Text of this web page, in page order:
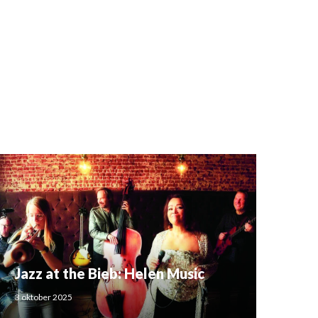
Jazz at the Bieb: Helen Music
3 oktober 2025